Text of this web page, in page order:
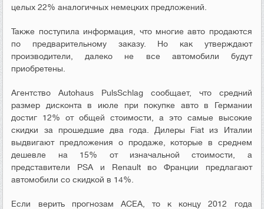
целых 22% аналогичных немецких предложений.
Также поступила информация, что многие авто продаются
по предварительному заказу. Но как утверждают
производители, далеко не все автомобили будут
приобретены.
Агентство Autohaus PulsSchlag сообщает, что средний
размер дисконта в июле при покупке авто в Германии
достиг 12% от общей стоимости, а это самые высокие
скидки за прошедшие два года. Дилеры Fiat из Италии
выдвигают предложения о продаже, которые в среднем
дешевле на 15% от изначальной стоимости, а
представители PSA и Renault во Франции предлагают
автомобили со скидкой в 14%.
Если верить прогнозам ACEA, то к концу 2012 года